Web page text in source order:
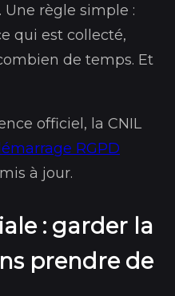
Une règle simple :
qui est collecté,
de temps. Et
officiel, la CNIL
RGPD
à jour.
: garder la
prendre de